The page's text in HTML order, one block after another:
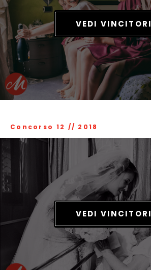
VEDI VINCITORI
Concorso 12 // 2018
VEDI VINCITORI